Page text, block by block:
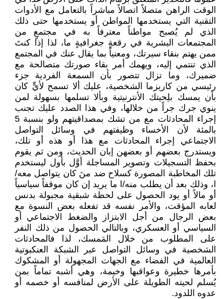
الوقت الراهن متصلاً اتصالاً مباشراً بالتعامل مع الأدوات
التقنية التي يستخدمها المواطن أو يستخدمها حتى ذلك
الذي لم يُصبح مواطناً معترفاً به في مجتمعٍ من
المجتمعات البشرية في رقعةٍ جغرافيةٍ ما، لذا إذا كنتَ
ممن يهتم بنقاء سيرتك، ومعنياً بما يقال عنك في المجتمع
الذي تنتمي إليه، ويهمك أمر بقاء صورتك متصالحة مع
ضميرك، وما تزال تتصور بأن السمعة الفردية جزء
رئيسي من كاريزما الشخصية، عليك ألا تسمح لأيٍّ كان
بأن يمسك بلِحيتك الأنترنيتية وبألا تسلمها بسهولة لمن
ينوي جرك جراً من خلالها، وفي هذا الصدد عليك تجنب
إجراء المحادثات مع من تشك بمصداقيتهم ولو بنسبة 5
بالمئة لأن الأخساء وظيفتهم في وسائل التواصل
الاجتماعي إجراء المحادثات مع هذا أو هذه أو تلك،
ويستدرج بعضهم أو بعضهن إبان الحديث، ومن ثم يقوم
بحفظ التسجيلات وتصوير المساجلة أوَّل بأول ليستخدم
تلك المخاطبة المصورة كسلاح ضد منَ كان يتواصل معه/
ا، وذلك بعد أن يطلب منه/ا ما يريد إن كان موقفاً سياسياً
أو مالاً أو يود الحصول على لحظة شبقية مجبولة بدنس
لعابه المؤقت، والأمر نفسه قد تفعله بعض النسوة مع
بعض الرجال من أجل الابتزاز والضغط الاجتماعي أو
السياسي أو العسكري، وبالتالي الحصول من ذلك النفر
على المطلوب من خلال المَمسك، لذا فالمحادثات
الشخصية في وسائل التواصل عبر الشبكة العنكبوتية
العالمية في الفضاء مع الجهات المجهولة أو المشكوك
بأمرها خطيرة وعواقبها وخيمة، وهي أشبه تماماً بمن
يُسلم لحيته الطويلة على الأرض لمنافسه أو خصمه أو
عدوه اللدود.